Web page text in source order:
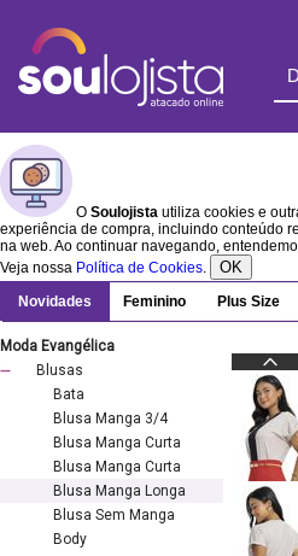
O Soulojista utiliza cookies e
experiência de compra, incluindo conteúdo
na web. Ao continuar navegando,
Veja nossa Política de Cookies. OK
Novidades Feminino Plus Size
Moda Evangélica
Blusas
Bata
Blusa Manga 3/4
Blusa Manga Curta
Blusa Manga Curta
Blusa Manga Longa
Blusa Sem Manga
Body